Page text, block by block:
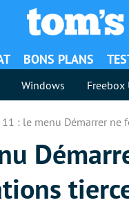
BONS PLANS
Windows Freebox
: le menu Démarrer ne